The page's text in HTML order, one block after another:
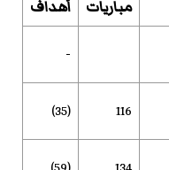
مباريات أهداف
-
116
(35)